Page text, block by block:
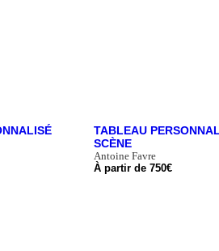
TABLEAU
SCÈNE
Antoine Favre
À partir de 750€